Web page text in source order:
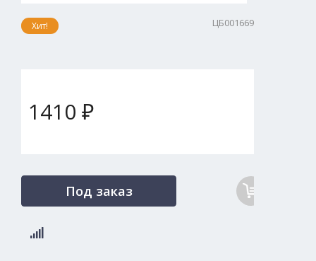
Хит! ЦБ001669
1410 ₽
Под заказ